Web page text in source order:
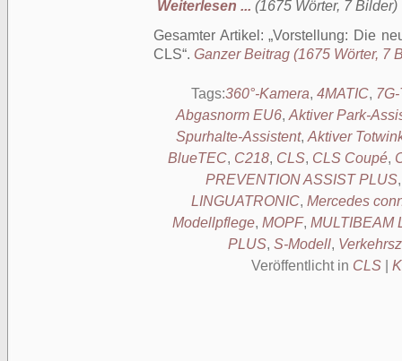
Weiterlesen ... (1675 Wörter, 7 Bilder)
Gesamter Artikel: Vorstellung: Die
CLS . Ganzer Beitrag (1675 Wörter, 7
Tags:360°-Kamera, 4MATIC,
Abgasnorm EU6, Aktiver Park-
Spurhalte-Assistent, Aktiver
BlueTEC, C218, CLS, CLS Coupé,
PREVENTION ASSIST PLUS
LINGUATRONIC, Mercedes
Modellpflege, MOPF, MULTIBEAM
PLUS, S-Modell,
Veröffentlicht in CLS|